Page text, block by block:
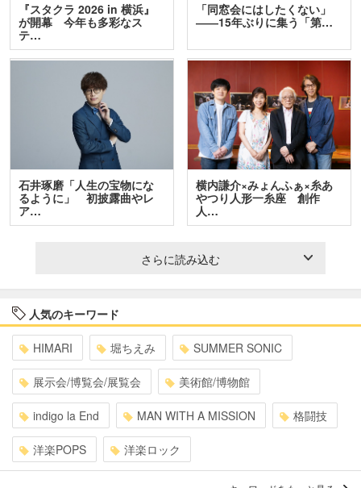
『スタクラ 2026 in 横浜』
が開幕 今年も多彩なス
テ…
「同窓会にはしたくない」
――15年ぶりに集う「第…
石井琢磨「人生の宝物にな
るように」 初披露曲やレ
ア…
横内謙介×みょんふぁ×糸あ
やつり人形一糸座 創作
人…
さらに読み込む
人気のキーワード
HIMARI 堀ちえみ SUMMER SONIC
展示会/博覧会/展覧会 美術館/博物館
indigo la End MAN WITH A MISSION 格闘技
洋楽POPS 洋楽ロック